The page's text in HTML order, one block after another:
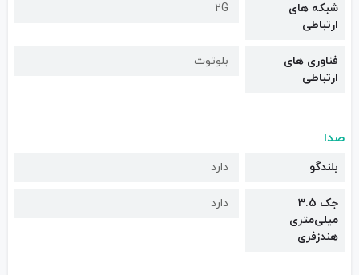
شبکه های
ارتباطی
2G
فناوری های
ارتباطی
بلوتوث
صدا
بلندگو دارد
جک 3.5
میلی‌متری
هندزفری
دارد